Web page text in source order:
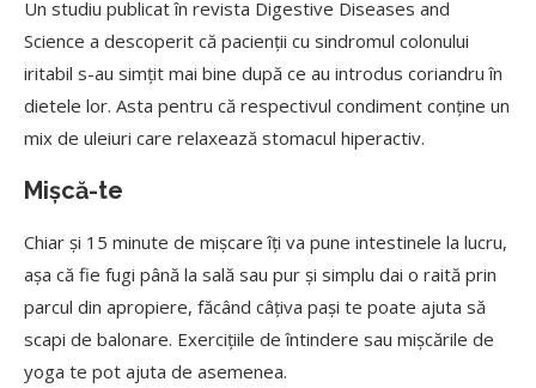
Un studiu publicat în revista Digestive Diseases and
Science a descoperit că pacienții cu sindromul colonului
iritabil s-au simțit mai bine după ce au introdus coriandru în
dietele lor. Asta pentru că respectivul condiment conține un
mix de uleiuri care relaxează stomacul hiperactiv.
Mișcă-te
Chiar și 15 minute de mișcare îți va pune intestinele la lucru,
așa că fie fugi până la sală sau pur și simplu dai o raită prin
parcul din apropiere, făcând câțiva pași te poate ajuta să
scapi de balonare. Exercițiile de întindere sau mișcările de
yoga te pot ajuta de asemenea.